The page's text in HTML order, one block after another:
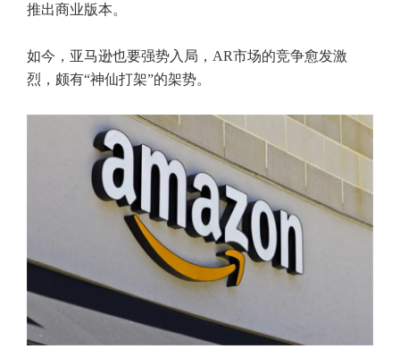
推出商业版本。
如今，亚马逊也要强势入局，AR市场的竞争愈发激
烈，颇有“神仙打架”的架势。